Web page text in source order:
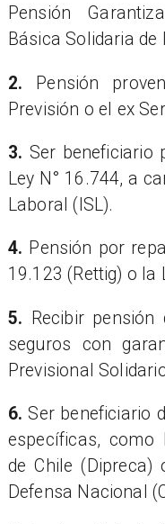
Pensión
Básica Solidaria de
2.
Pensión
Previsión o el ex
3. Ser beneficiario
Ley N° 16.744, a
Laboral (ISL).
4. Pensión por
19.123 (Rettig) o la
5.
Recibir
seguros con
Previsional
6. Ser beneficiario
específicas, como
de Chile
Defensa Nacional